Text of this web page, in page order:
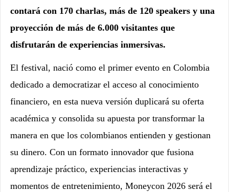
contará con 170 charlas, más de 120 speakers y una
proyección de más de 6.000 visitantes que
disfrutarán de experiencias inmersivas.
El festival, nació como el primer evento en Colombia
dedicado a democratizar el acceso al conocimiento
financiero, en esta nueva versión duplicará su oferta
académica y consolida su apuesta por transformar la
manera en que los colombianos entienden y gestionan
su dinero. Con un formato innovador que fusiona
aprendizaje práctico, experiencias interactivas y
momentos de entretenimiento, Moneycon 2026 será el